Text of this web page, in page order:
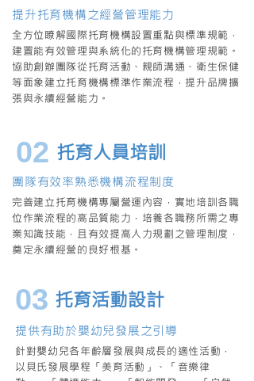
提升托育機構之經營管理能力
全方位瞭解國際托育機構設置重點與標準規範，
建置能有效管理與系統化的托育機構管理規範。
協助創辦團隊從托育活動、親師溝通、衛生保健
等面象建立托育機構標準作業流程，提升品牌擴
張與永續經營能力。
02 托育人員培訓
團隊有效率熟悉機構流程制度
完善建立托育機構專屬營運內容，實地培訓各職
位作業流程的高品質能力，培養各職務所需之專
業知識技能，且有效提高人力規劃之管理制度，
奠定永續經營的良好根基。
03 托育活動設計
提供有助於嬰幼兒發展之引導
針對嬰幼兒各年齡層發展與成長的適性活動，
以貝氏發展學程「美育活動​」、「音樂律